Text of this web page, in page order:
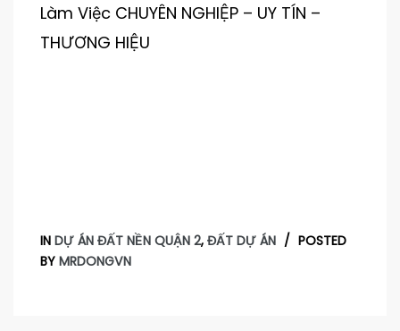
Làm Việc CHUYÊN NGHIỆP – UY TÍN –
THƯƠNG HIỆU
IN DỰ ÁN ĐẤT NỀN QUẬN 2, ĐẤT DỰ ÁN
POSTED
BY MRDONGVN